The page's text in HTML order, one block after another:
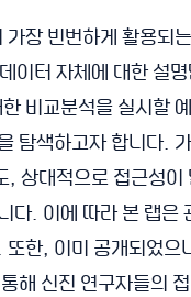
장 빈번하게 활용되
이터 자체에 대한 설
비교분석을 실시할
탐색하고자 합니다.
상대적으로 접근성이
다. 이에 따라 본 랩은
한, 이미 공개되었으
해 신진 연구자들의